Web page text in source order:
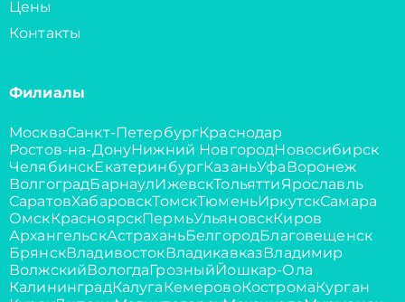
Цены
Контакты
Филиалы
МоскваСанкт-ПетербургКраснодар
Ростов-на-ДонуНижний НовгородНовосибирск
ЧелябинскЕкатеринбургКазаньУфаВоронеж
ВолгоградБарнаулИжевскТольяттиЯрославль
СаратовХабаровскТомскТюменьИркутскСамара
ОмскКрасноярскПермьУльяновскКиров
АрхангельскАстраханьБелгородБлаговещенск
БрянскВладивостокВладикавказВладимир
ВолжскийВологдаГрозныйЙошкар-Ола
КалининградКалугаКемеровоКостромаКурган